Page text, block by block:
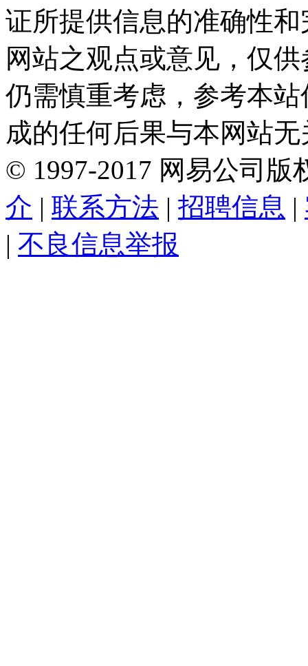
证所提供信息的准确性
网站之观点或意见，仅
仍需慎重考虑，参考本
成的任何后果与本网站
© 1997-2017 网易公司版
介 | 联系方法 | 招聘信息 |
| 不良信息举报